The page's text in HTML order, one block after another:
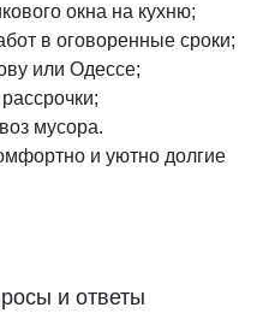
окна на кухню;
в оговоренные сроки;
или Одессе;
мусора.
и уютно долгие
и ответы